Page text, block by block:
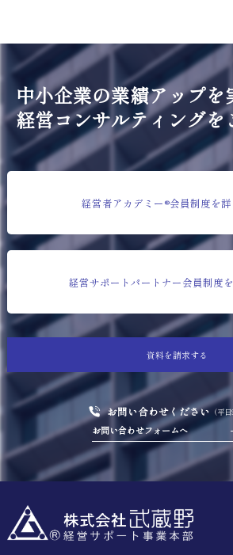
中小企業の業績アップを
経営コンサルティングを
資料を請求する
お問い合わせください （平日
お問い合わせフォームへ
経営者アカデミー®会員制度を詳
経営サポートパートナー会員制度